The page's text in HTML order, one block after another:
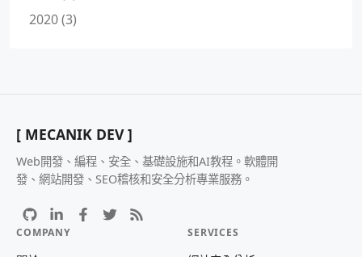
2020 (3)
[ MECANIK DEV ]
Web開發、編程、安全、基礎設施和AI教程。軟體開
發、網站開發、SEO稽核和安全分析專業服務。
COMPANY SERVICES